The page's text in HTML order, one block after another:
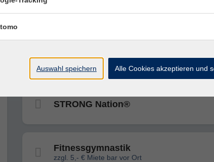
Sanftes Yoga - ausgebucht -
STRONG Nation®
Fitnessgymnastik
zzgl. 5,- € Miete bar vor Ort
Auswahl speichern Alle Cookies akzeptieren und